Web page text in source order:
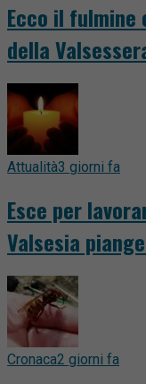
Ecco il
della
Attualità3 giorni fa
Esce per
Valsesia
Cronaca2 giorni fa